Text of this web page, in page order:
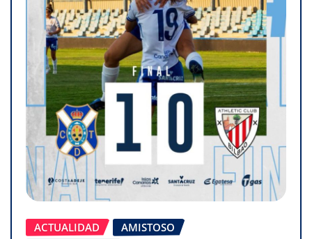
ACTUALIDAD
AMISTOSO